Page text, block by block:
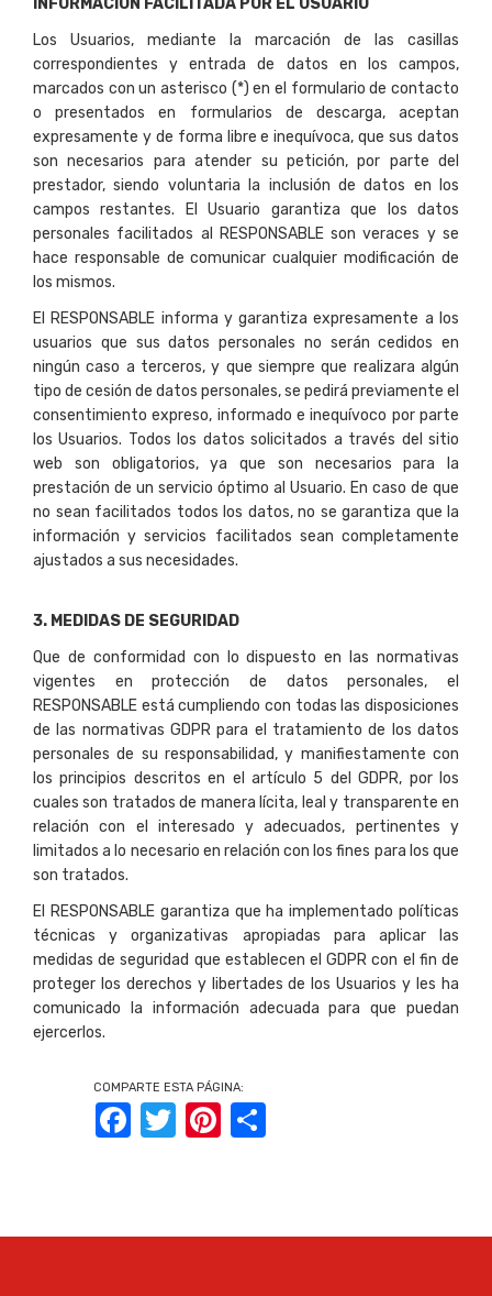
Los Usuarios, mediante la marcación de las casillas
correspondientes y entrada de datos en los campos,
marcados con un asterisco (*) en el formulario de contacto
o presentados en formularios de descarga, aceptan
expresamente y de forma libre e inequívoca, que sus datos
son necesarios para atender su petición, por parte del
prestador, siendo voluntaria la inclusión de datos en los
campos restantes. El Usuario garantiza que los datos
personales facilitados al RESPONSABLE son veraces y se
hace responsable de comunicar cualquier modificación de
los mismos.
El RESPONSABLE informa y garantiza expresamente a los
usuarios que sus datos personales no serán cedidos en
ningún caso a terceros, y que siempre que realizara algún
tipo de cesión de datos personales, se pedirá previamente el
consentimiento expreso, informado e inequívoco por parte
los Usuarios. Todos los datos solicitados a través del sitio
web son obligatorios, ya que son necesarios para la
prestación de un servicio óptimo al Usuario. En caso de que
no sean facilitados todos los datos, no se garantiza que la
información y servicios facilitados sean completamente
ajustados a sus necesidades.
3. MEDIDAS DE SEGURIDAD
Que de conformidad con lo dispuesto en las normativas
vigentes en protección de datos personales, el
RESPONSABLE está cumpliendo con todas las disposiciones
de las normativas GDPR para el tratamiento de los datos
personales de su responsabilidad, y manifiestamente con
los principios descritos en el artículo 5 del GDPR, por los
cuales son tratados de manera lícita, leal y transparente en
relación con el interesado y adecuados, pertinentes y
limitados a lo necesario en relación con los fines para los que
son tratados.
El RESPONSABLE garantiza que ha implementado políticas
técnicas y organizativas apropiadas para aplicar las
medidas de seguridad que establecen el GDPR con el fin de
proteger los derechos y libertades de los Usuarios y les ha
comunicado la información adecuada para que puedan
ejercerlos.
COMPARTE ESTA PÁGINA:
FacebookTwitter Pinterest